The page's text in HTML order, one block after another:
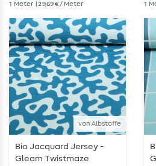
1 Meter | 29,69 € / Meter 1
von Albstoffe
Bio Jacquard Jersey -
Gleam Twistmaze